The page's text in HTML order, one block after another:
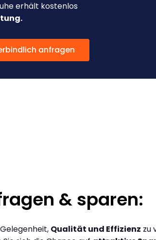
erhält kostenlos
anfragen
& sparen:
Qualität und Effizienz zu